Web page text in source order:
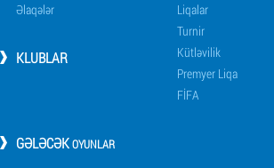
Əlaqələr
KLUBLAR
Liqalar
Turnir
Kütləvilik
Premyer Liqa
FİFA
GƏLƏCƏKOYUNLAR